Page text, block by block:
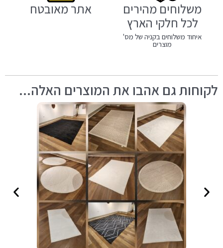
משלוחים מהירים
לכל חלקי הארץ
איחוד משלוחים בקניה של מס'
מוצרים
אתר מאובטח
לקוחות גם אהבו את המוצרים האלה...